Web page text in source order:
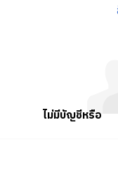
ไม่มีบัญชีหรือ